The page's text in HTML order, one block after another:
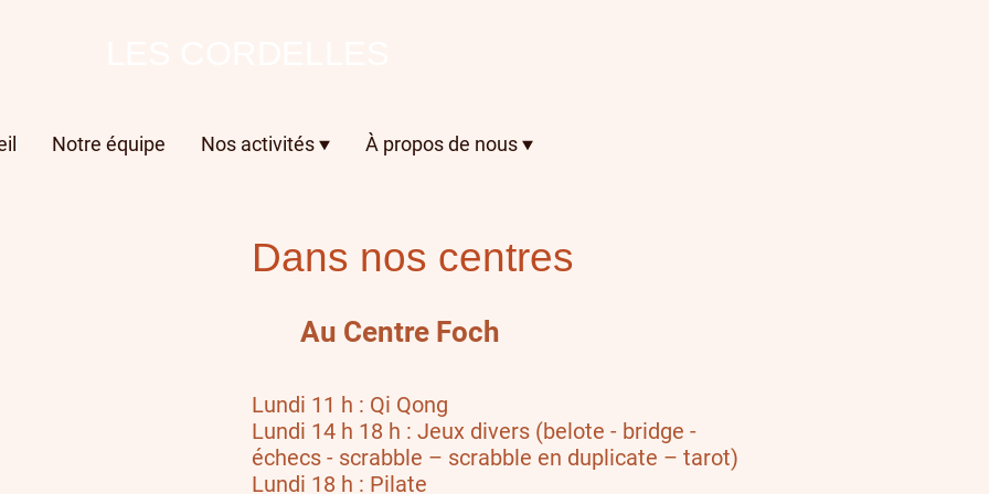
Notre équipe Nos activités À propos de nous
Dans nos centres
Au Centre Foch
Lundi 11 h : Qi Qong
Lundi 14 h 18 h : Jeux divers (belote - bridge -
échecs - scrabble – scrabble en duplicate – tarot)
Lundi 18 h : Pilate